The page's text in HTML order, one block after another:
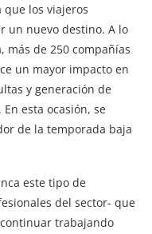
los viajeros
un nuevo destino. A lo
más de 250 compañías
un mayor impacto en
y generación de
esta ocasión, se
de la temporada baja
este tipo de
del sector- que
trabajando